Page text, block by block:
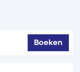
Boeken